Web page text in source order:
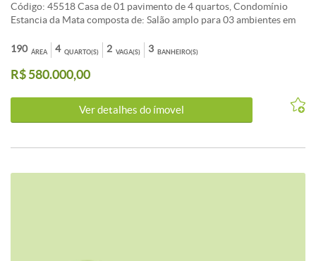
Código: 45518 Casa de 01 pavimento de 4 quartos, Condomínio
Estancia da Mata composta de: Salão amplo para 03 ambientes em
quartos amplos (01 suite com bancada em granito), 02 banhos
sociais em cerâmica área Externa com Varanda panorâmica
equipada com espaço gourmet amplo com churrasqueira -
ferramentas totalmente independente - PISCINA aquecida de 7 m x
3,5 m com iluminação - Sauna e SPA dotado de 05 lugares -
ÁREA
190 QUARTO(S)
4 VAGA(S)
2 BANHEIRO(S)
3
R$ 580.000,00
Ver detalhes do ímovel